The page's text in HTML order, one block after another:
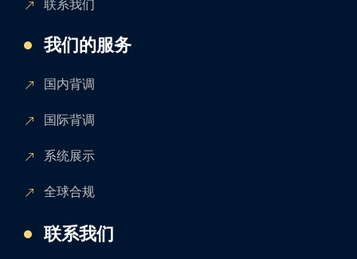
联系我们
我们的服务
国内背调
国际背调
系统展示
全球合规
联系我们